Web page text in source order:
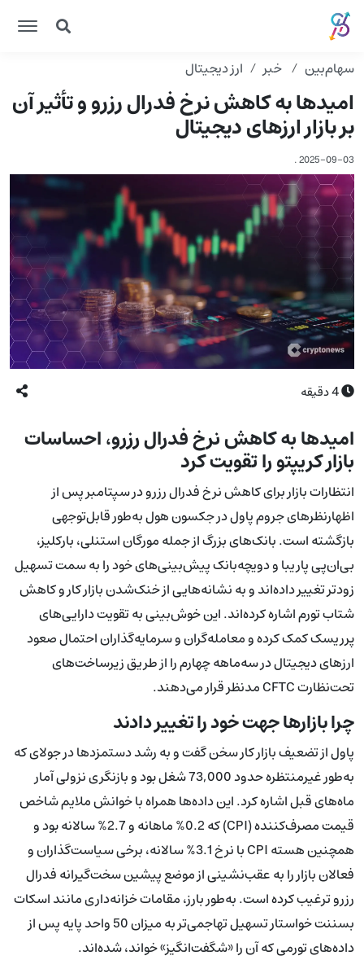
سهام‌بین خبر ارز دیجیتال
امیدها به کاهش نرخ فدرال رزرو و تأثیر آن
بر بازار ارزهای دیجیتال
2025-09-03
.
4دقیقه
امیدها به کاهش نرخ فدرال رزرو، احساسات
بازار کریپتو را تقویت کرد
انتظارات بازار برای کاهش نرخ فدرال رزرو در سپتامبر پس از
اظهارنظرهای جروم پاول در جکسون هول به‌طور قابل‌توجهی
بازگشته است. بانک‌های بزرگ از جمله مورگان استنلی، بارکلیز،
بی‌ان‌پی پاریبا و دویچه‌بانک پیش‌بینی‌های خود را به سمت تسهیل
زودتر تغییر داده‌اند و به نشانه‌هایی از خنک‌شدن بازار کار و کاهش
شتاب تورم اشاره کرده‌اند. این خوش‌بینی به تقویت دارایی‌های
پرریسک کمک کرده و معامله‌گران و سرمایه‌گذاران احتمال صعود
ارزهای دیجیتال در سه‌ماهه چهارم را از طریق زیرساخت‌های
تحت‌نظارت CFTC مدنظر قرار می‌دهند.
چرا بازارها جهت خود را تغییر دادند
پاول از تضعیف بازار کار سخن گفت و به رشد دستمزدها در جولای که
به‌طور غیرمنتظره حدود 73,000 شغل بود و بازنگری نزولی آمار
ماه‌های قبل اشاره کرد. این داده‌ها همراه با خوانش ملایم شاخص
قیمت مصرف‌کننده (CPI) که 0.2% ماهانه و 2.7% سالانه بود و
همچنین هسته CPI با نرخ 3.1% سالانه، برخی سیاست‌گذاران و
فعالان بازار را به عقب‌نشینی از موضع پیشین سخت‌گیرانه فدرال
رزرو ترغیب کرده است. به‌طور بارز، مقامات خزانه‌داری مانند اسکات
بسننت خواستار تسهیل تهاجمی‌تر به میزان 50 واحد پایه پس از
داده‌های تورمی که آن را «شگفت‌انگیز» خواند، شده‌اند.